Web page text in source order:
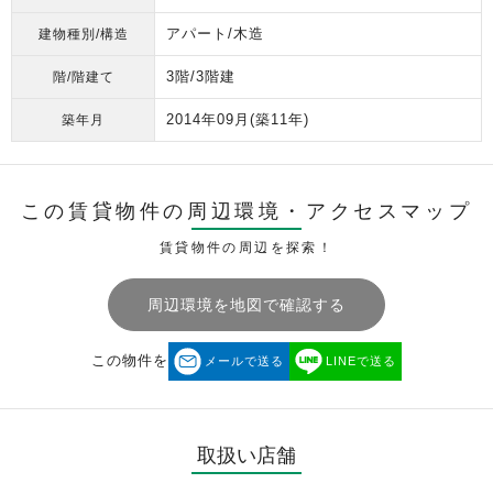
建物種別/構造 アパート/木造
階/階建て 3階/3階建
築年月 2014年09月 (築11年)
この賃貸物件の周辺環境・ アクセスマップ
賃貸物件の周辺を探索！
周辺環境を地図で確認する
この物件を メールで送る LINEで送る
取扱い店舗